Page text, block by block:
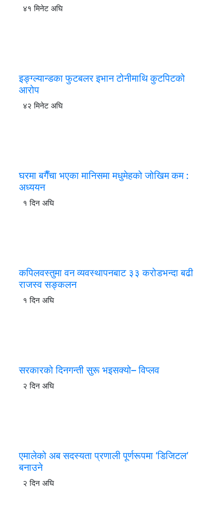
४१ मिनेट अघि
इङ्ग्ल्यान्डका फुटबलर इभान टोनीमाथि कुटपिटको
आरोप
४२ मिनेट अघि
घरमा बगैँचा भएका मानिसमा मधुमेहको जोखिम कम :
अध्ययन
१ दिन अघि
कपिलवस्तुमा वन व्यवस्थापनबाट ३३ करोडभन्दा बढी
राजस्व सङ्कलन
१ दिन अघि
सरकारको दिनगन्ती सुरू भइसक्यो– विप्लव
२ दिन अघि
एमालेको अब सदस्यता प्रणाली पूर्णरूपमा ‘डिजिटल’
बनाउने
२ दिन अघि